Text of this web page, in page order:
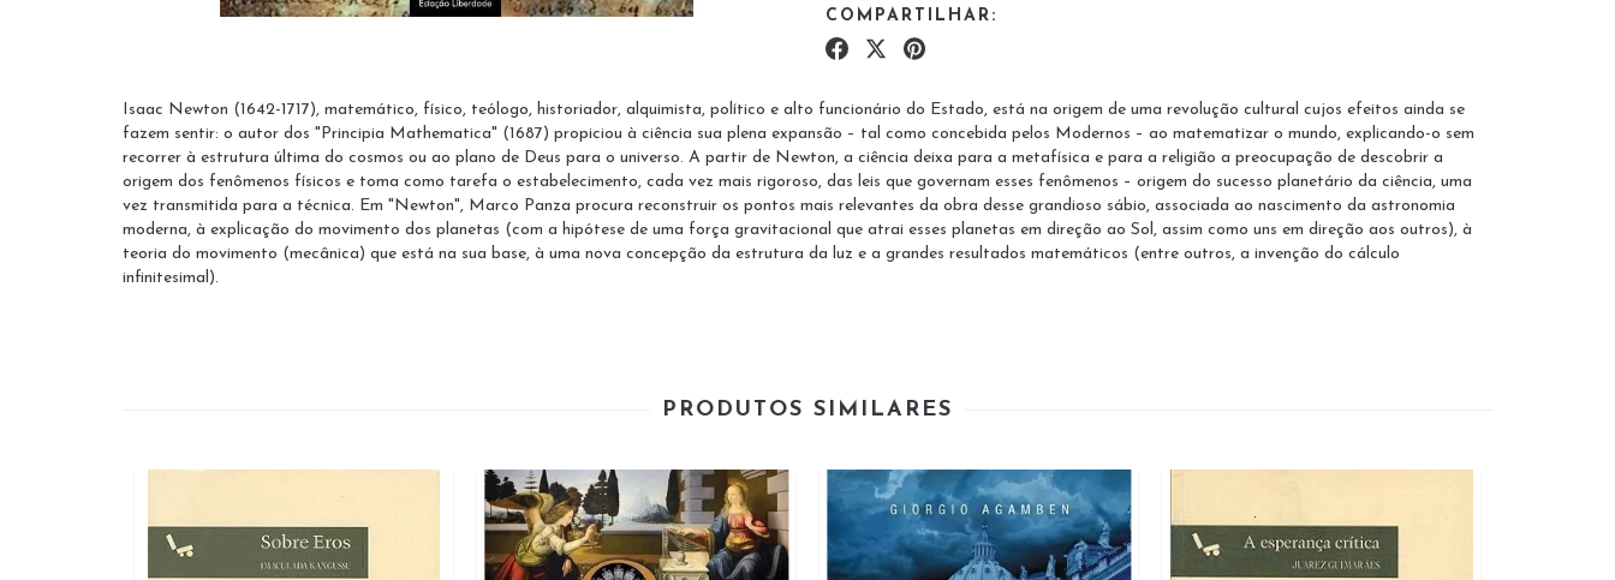
COMPARTILHAR:
Isaac Newton (1642-1717), matemático, físico, teólogo, historiador, alquimista, político e alto funcionário do Estado, está na origem de uma revolução cultural cujos efeitos ainda se
fazem sentir: o autor dos "Principia Mathematica" (1687) propiciou à ciência sua plena expansão – tal como concebida pelos Modernos – ao matematizar o mundo, explicando-o sem
recorrer à estrutura última do cosmos ou ao plano de Deus para o universo. A partir de Newton, a ciência deixa para a metafísica e para a religião a preocupação de descobrir a
origem dos fenômenos físicos e toma como tarefa o estabelecimento, cada vez mais rigoroso, das leis que governam esses fenômenos – origem do sucesso planetário da ciência, uma
vez transmitida para a técnica. Em "Newton", Marco Panza procura reconstruir os pontos mais relevantes da obra desse grandioso sábio, associada ao nascimento da astronomia
moderna, à explicação do movimento dos planetas (com a hipótese de uma força gravitacional que atrai esses planetas em direção ao Sol, assim como uns em direção aos outros), à
teoria do movimento (mecânica) que está na sua base, à uma nova concepção da estrutura da luz e a grandes resultados matemáticos (entre outros, a invenção do cálculo
infinitesimal).
PRODUTOS SIMILARES